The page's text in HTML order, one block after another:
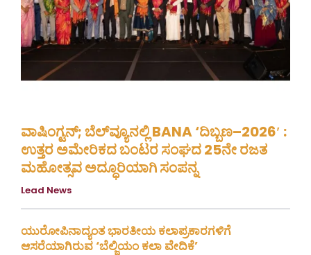
ವಾಷಿಂಗ್ಟನ್; ಬೆಲ್‌ವ್ಯೂನಲ್ಲಿ BANA ‘ದಿಬ್ಬಣ–2026′ :
ಉತ್ತರ ಅಮೇರಿಕದ ಬಂಟರ ಸಂಘದ 25ನೇ ರಜತ
ಮಹೋತ್ಸವ ಅದ್ಧೂರಿಯಾಗಿ ಸಂಪನ್ನ
Lead News
ಯುರೋಪಿನಾದ್ಯಂತ ಭಾರತೀಯ ಕಲಾಪ್ರಕಾರಗಳಿಗೆ
ಆಸರೆಯಾಗಿರುವ ‘ಬೆಲ್ಜಿಯಂ ಕಲಾ ವೇದಿಕೆ’